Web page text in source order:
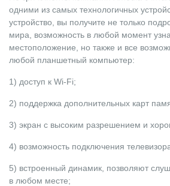
одними из самых технологичных
устройство, вы получите не только
мира, возможность в любой момент
местоположение, но также и все
любой планшетный компьютер:
1) доступ к Wi-Fi;
2) поддержка дополнительных карт
3) экран с высоким разрешением и
4) возможность подключения
5) встроенный динамик, позволяют
в любом месте;